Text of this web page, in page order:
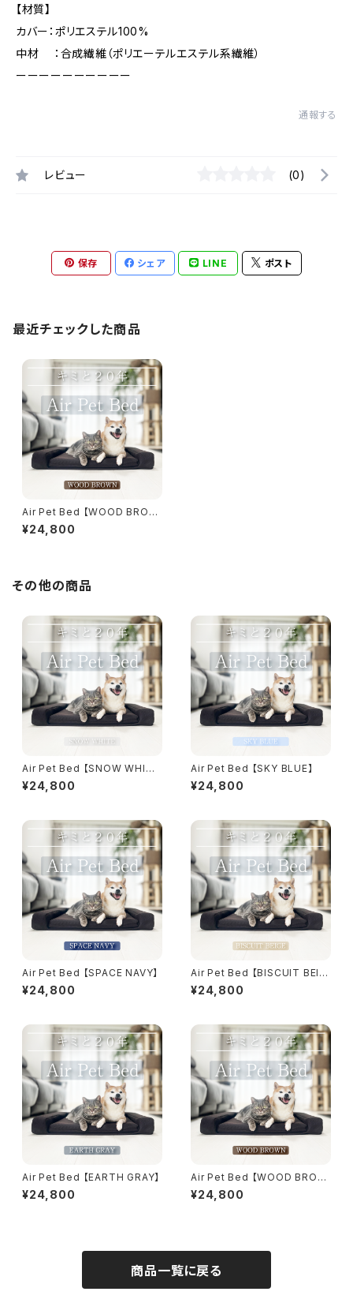
【材質】
カバー：ポリエステル100%
中材 ：合成繊維（ポリエーテルエステル系繊維）
ーーーーーーーーーー
通報する
レビュー (0)
保存 シェア LINE ポスト
最近チェックした商品
Air Pet Bed 【WOOD BROW
N】
¥24,800
その他の商品
Air Pet Bed 【SNOW WHIT
E】
¥24,800
Air Pet Bed 【SKY BLUE】
¥24,800
Air Pet Bed 【SPACE NAVY】
¥24,800
Air Pet Bed 【BISCUIT BEIG
E】
¥24,800
Air Pet Bed 【EARTH GRAY】
¥24,800
Air Pet Bed 【WOOD BROW
N】
¥24,800
商品一覧に戻る